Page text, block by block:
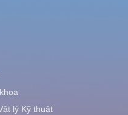
lý Kỹ thuật